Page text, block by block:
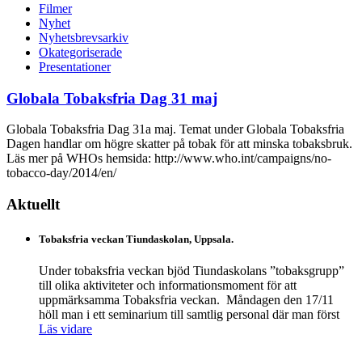
Filmer
Nyhet
Nyhetsbrevsarkiv
Okategoriserade
Presentationer
Globala Tobaksfria Dag 31 maj
Globala Tobaksfria Dag 31a maj. Temat under Globala Tobaksfria
Dagen handlar om högre skatter på tobak för att minska tobaksbruk.
Läs mer på WHOs hemsida: http://www.who.int/campaigns/no-
tobacco-day/2014/en/
Aktuellt
Tobaksfria veckan Tiundaskolan, Uppsala.
Under tobaksfria veckan bjöd Tiundaskolans ”tobaksgrupp”
till olika aktiviteter och informationsmoment för att
uppmärksamma Tobaksfria veckan. Måndagen den 17/11
höll man i ett seminarium till samtlig personal där man först
Läs vidare